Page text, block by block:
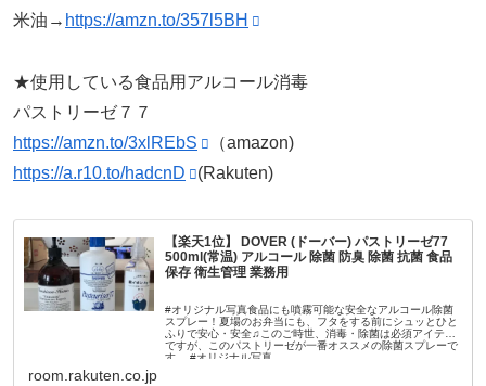
米油→ https://amzn.to/357l5BH
★使用している食品用アルコール消毒
パストリーゼ７７
https://amzn.to/3xlREbS
（amazon)
https://a.r10.to/hadcnD
(Rakuten)
【楽天1位】 DOVER (ドーバー) パストリーゼ77
500ml(常温) アルコール 除菌 防臭 除菌 抗菌 食品
保存 衛生管理 業務用
#オリジナル写真食品にも噴霧可能な安全なアルコール除菌
スプレー！夏場のお弁当にも、フタをする前にシュッとひと
ふりで安心・安全♫このご時世、消毒・除菌は必須アイテム
ですが、このパストリーゼが一番オススメの除菌スプレーで
す。 #オリジナル写真 ...
room.rakuten.co.jp